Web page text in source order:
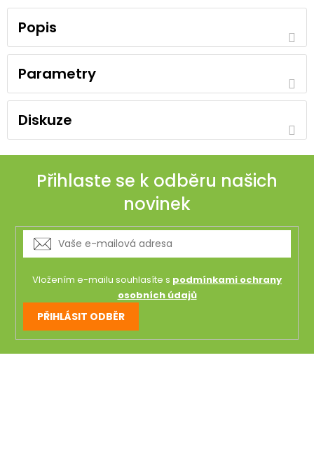
Popis
Parametry
Diskuze
Přihlaste se k odběru našich
novinek
Vložením e-mailu souhlasíte s podmínkami ochrany
osobních údajů
PŘIHLÁSIT ODBĚR